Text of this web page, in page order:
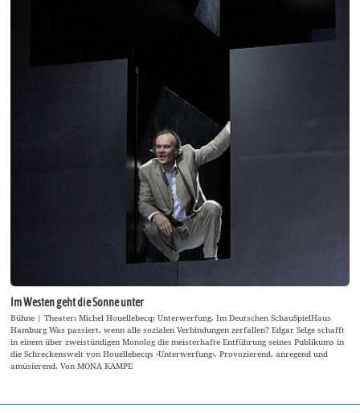
Im Westen geht die Sonne unter
Bühne | Theater: Michel Houellebecq: Unterwerfung. Im Deutschen SchauSpielHaus
Hamburg Was passiert, wenn alle sozialen Verbindungen zerfallen? Edgar Selge schafft
in einem über zweistündigen Monolog die meisterhafte Entführung seines Publikums in
die Schreckenswelt von Houellebecqs ›Unterwerfung‹. Provozierend, anregend und
amüsierend. Von MONA KAMPE